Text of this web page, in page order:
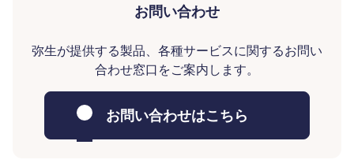
お問い合わせ
弥生が提供する製品、各種サービスに関するお問い
合わせ窓口をご案内します。
お問い合わせはこちら